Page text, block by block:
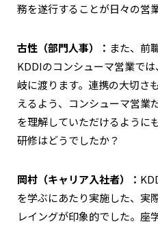
務を遂行することが日々の営
古性（部門人事）： また、前
KDDIのコンシューマ営業で
岐に渡ります。連携の大切さ
えるよう、コンシューマ営業
を理解していただけるように
研修はどうでしたか？
岡村（キャリア入社者）：
を学ぶにあたり実施した、実
レイングが印象的でした。座